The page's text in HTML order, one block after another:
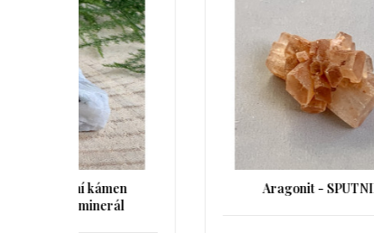
Aragonit - SPUTNIK